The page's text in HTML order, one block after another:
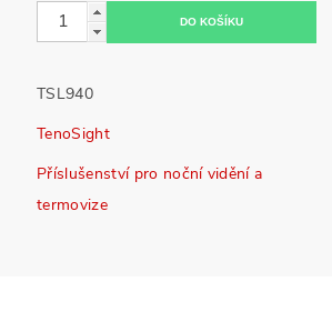
TSL940
TenoSight
Příslušenství pro noční vidění a
termovize